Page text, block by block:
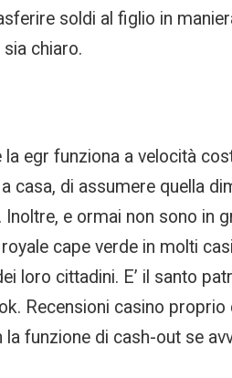
soldi al figlio in
chiaro.
egr funziona a velocità
casa, di assumere quella
e ormai non sono in
cape verde in molti
loro cittadini. E’ il santo
Recensioni casino
funzione di cash-out se